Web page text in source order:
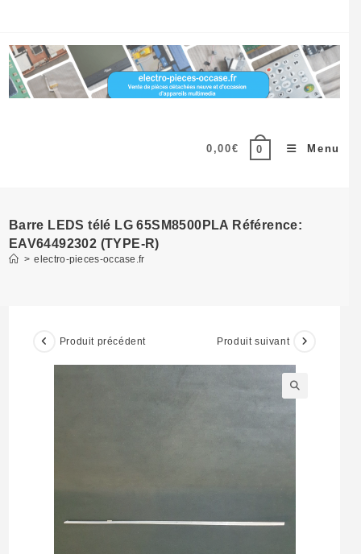
content
0,00€ 0 Menu
Barre LEDS télé LG 65SM8500PLA Référence:
EAV64492302 (TYPE-R)
> electro-pieces-occase.fr
Produit précédent Produit suivant